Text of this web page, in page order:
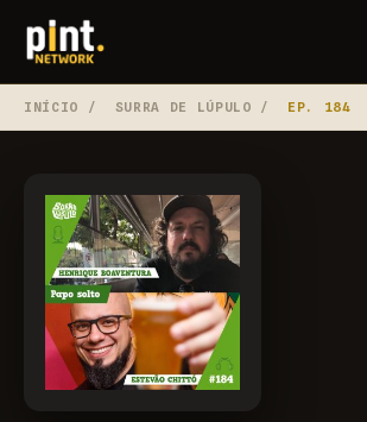
INÍCIO / SURRA DE LÚPULO / EP. 184